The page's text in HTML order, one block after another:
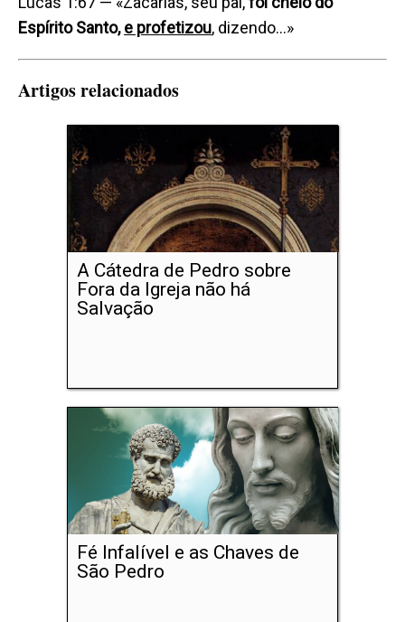
Espírito Santo,e profetizou, dizendo…»
Artigos relacionados
A Cátedra de Pedro sobre
Fora da Igreja não há
Salvação
Fé Infalível e as Chaves de
São Pedro